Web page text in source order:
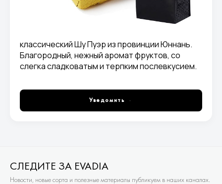
классический Шу Пуэр из провинции Юннань.
Благородный, нежный аромат фруктов, со
слегка сладковатым и терпким послевкусием.
Уведомить
СЛЕДИТЕ ЗА EVADIA
Новости, новые сорта и полезные материалы публикуем в наших каналах.